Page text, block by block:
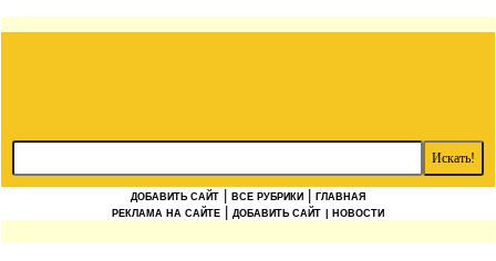
ДОБАВИТЬ САЙТ ВСЕ РУБРИКИ
ГЛАВНАЯ
РЕКЛАМА НА САЙТЕ
ДОБАВИТЬ САЙТ | НОВОСТИ